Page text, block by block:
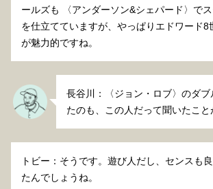
ールズも 〈アンダーソン&シェパード〉で
を仕立てていますが、やっぱりエドワード8
が魅力的ですね。
長谷川：〈ジョン・ロブ〉のダブ
たのも、この人だって聞いたこと
トビー：そうです。遊び人だし、センスも
たんでしょうね。